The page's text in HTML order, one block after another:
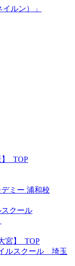
ルン）」
_TOP
ミー 浦和校
スクール
宮】_TOP
ルスクール 埼玉